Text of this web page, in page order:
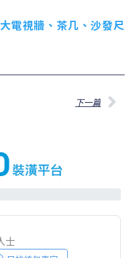
電視牆、茶几、沙發尺
下一篇